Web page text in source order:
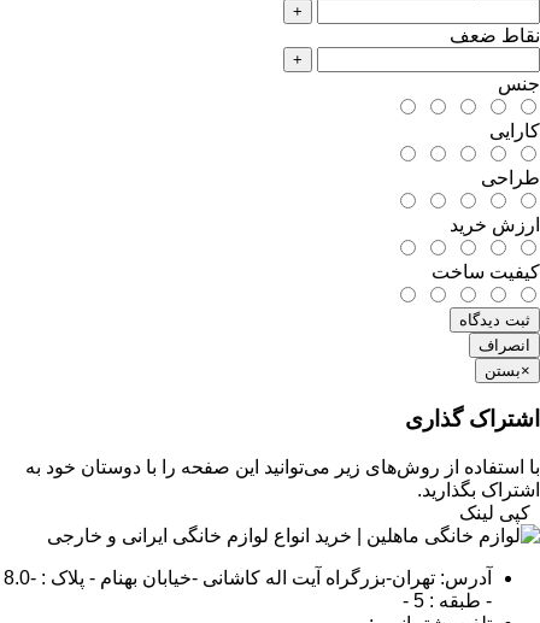
+
نقاط ضعف
+
جنس
کارایی
طراحی
ارزش خرید
کیفیت ساخت
ثبت دیدگاه
انصراف
×بستن
اشتراک گذاری
با استفاده از روش‌های زیر می‌توانید این صفحه را با دوستان خود به
اشتراک بگذارید.
کپی لینک
آدرس: تهران-بزرگراه آیت اله کاشانی -خیابان بهنام - پلاک : -8.0
- طبقه : 5 -